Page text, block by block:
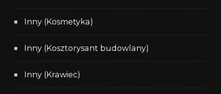
Inny (Kosmetyka)
Inny (Kosztorysant budowlany)
Inny (Krawiec)